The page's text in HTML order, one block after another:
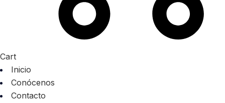
Cart
Inicio
Conócenos
Contacto